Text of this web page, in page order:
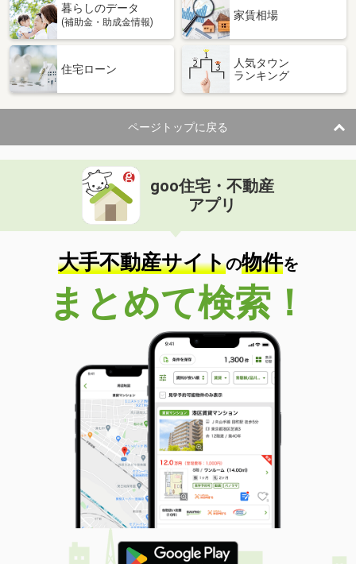
間取り
ワンルーム
長崎県長崎市片淵３丁目
住 所
長崎県長崎市片淵３丁目
専有面積 37.52m²
間取り
ワンルーム
長崎県長崎市興善町
価 格
住 所
長崎県長崎市興善町
専有面積 17.07m²
間取り
1K
長崎県長崎市三芳町
価 格
3.80万円
長崎県長崎市三芳町
17.34m²
間取り
ワンルーム
長崎県長崎市万屋町
価 格
6.20万円
住 所
長崎県長崎市万屋町
専有面積 34.12m²
間取り
ワンルーム
長崎県長崎市梅香崎町
価 格 7.50万円
暮らしのデータ
(補助金・助成金情報)
家賃相場
住宅ローン
人気タウン
ランキング
ページトップに戻る
goo住宅・不動産
アプリ
大手不動産サイトの物件を
まとめて検索！